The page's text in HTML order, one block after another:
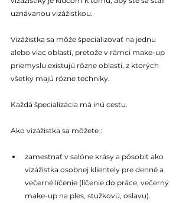
uznávanou vizážistkou.
Vizážistka sa môže špecializovať na jednu
alebo viac oblastí, pretože v rámci make-up
priemyslu existujú rôzne oblasti, z ktorých
všetky majú rôzne techniky.
Každá špecializácia má inú cestu.
Ako vizážistka sa môžete :
zamestnať v salóne krásy a pôsobiť ako
vizážistka osobnej klientely pre denné a
večerné líčenie (líčenie do práce, večerný
make-up na ples, stužkovú, oslavu).